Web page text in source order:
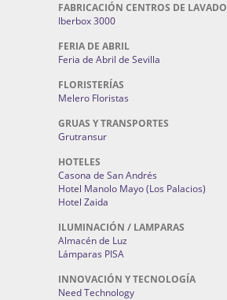
FABRICACIÓN CENTROS DE LAVADO
Iberbox 3000
FERIA DE ABRIL
Feria de Abril de Sevilla
FLORISTERÍAS
Melero Floristas
GRUAS Y TRANSPORTES
Grutransur
HOTELES
Casona de San Andrés
Hotel Manolo Mayo (Los Palacios)
Hotel Zaida
ILUMINACIÓN / LAMPARAS
Almacén de Luz
Lámparas PISA
INNOVACIÓN Y TECNOLOGÍA
Need Technology